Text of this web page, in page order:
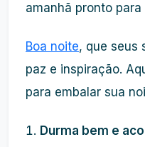
amanhã pronto para
Boa noite, que seus
paz e inspiração.
para embalar sua
Durma bem e